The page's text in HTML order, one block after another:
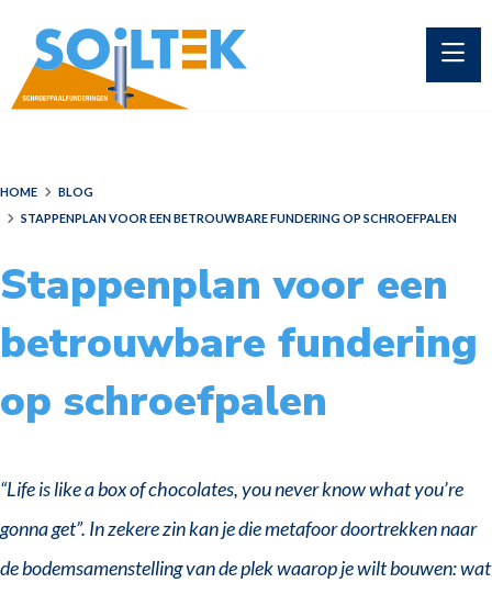
HOME
BLOG
STAPPENPLAN VOOR EEN BETROUWBARE FUNDERING OP SCHROEFPALEN
Stappenplan voor een
betrouwbare fundering
op schroefpalen
“Life is like a box of chocolates, you never know what you’re
gonna get”. In zekere zin kan je die metafoor doortrekken naar
de bodemsamenstelling van de plek waarop je wilt bouwen: wat